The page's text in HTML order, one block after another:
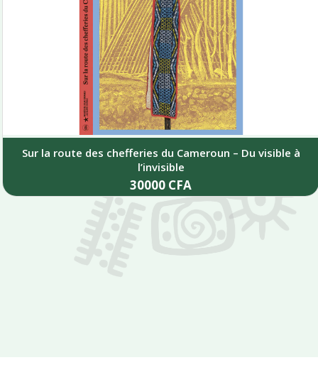
Sur la route des chefferies du Cameroun – Du visible à
l’invisible
30000 CFA